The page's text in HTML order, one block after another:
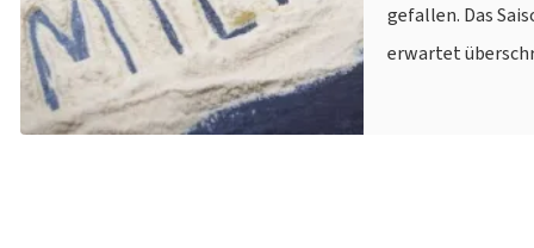
gefallen. Das
erwartet